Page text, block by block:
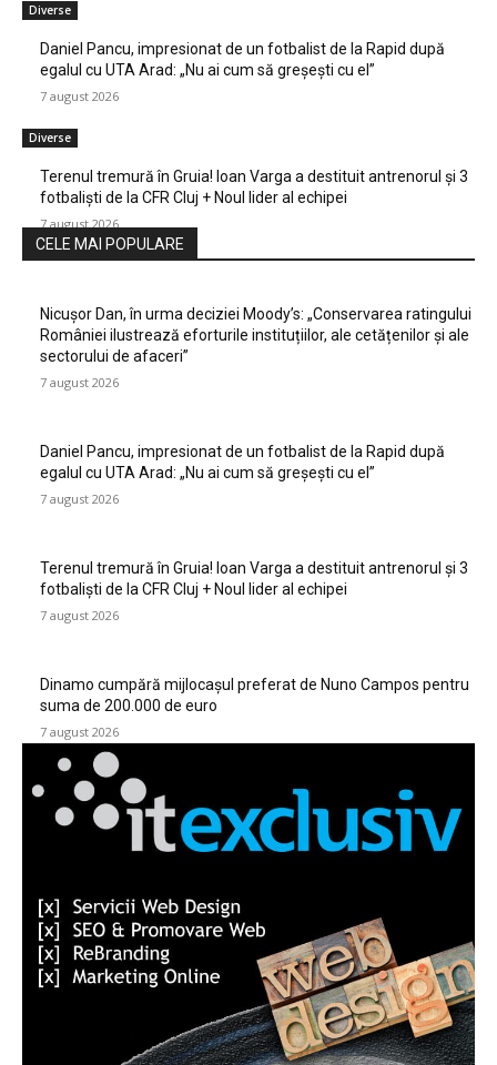
Diverse
Daniel Pancu, impresionat de un fotbalist de la Rapid după
egalul cu UTA Arad: „Nu ai cum să greșești cu el”
7 august 2026
Diverse
Terenul tremură în Gruia! Ioan Varga a destituit antrenorul și 3
fotbaliști de la CFR Cluj + Noul lider al echipei
7 august 2026
CELE MAI POPULARE
Nicușor Dan, în urma deciziei Moody’s: „Conservarea ratingului
României ilustrează eforturile instituțiilor, ale cetățenilor și ale
sectorului de afaceri”
7 august 2026
Daniel Pancu, impresionat de un fotbalist de la Rapid după
egalul cu UTA Arad: „Nu ai cum să greșești cu el”
7 august 2026
Terenul tremură în Gruia! Ioan Varga a destituit antrenorul și 3
fotbaliști de la CFR Cluj + Noul lider al echipei
7 august 2026
Dinamo cumpără mijlocașul preferat de Nuno Campos pentru
suma de 200.000 de euro
7 august 2026